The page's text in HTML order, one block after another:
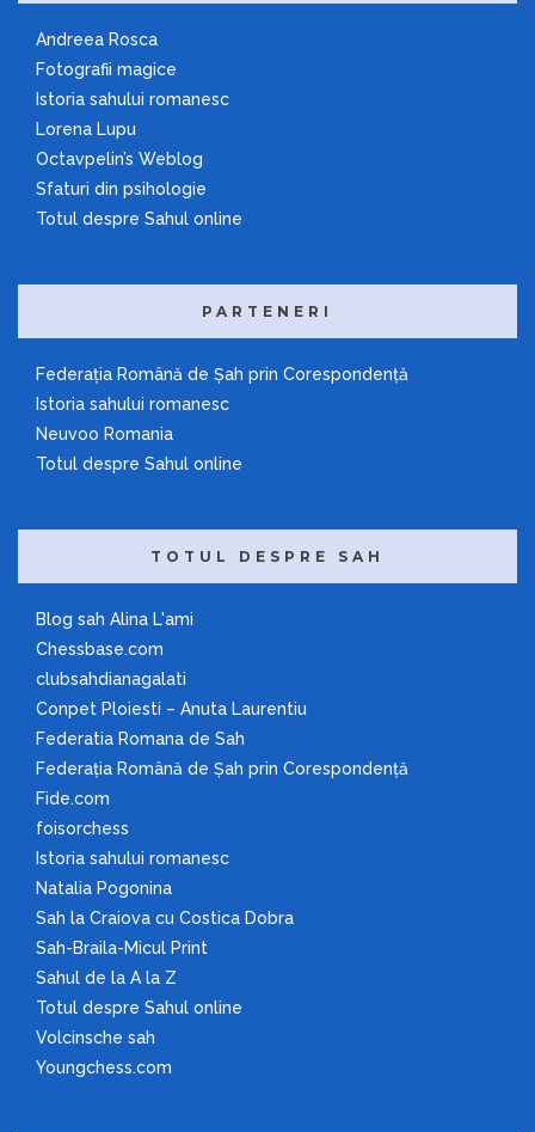
Andreea Rosca
Fotografii magice
Istoria sahului romanesc
Lorena Lupu
Octavpelin’s Weblog
Sfaturi din psihologie
Totul despre Sahul online
PARTENERI
Federaţia Română de Şah prin Corespondenţă
Istoria sahului romanesc
Neuvoo Romania
Totul despre Sahul online
TOTUL DESPRE SAH
Blog sah Alina L'ami
Chessbase.com
clubsahdianagalati
Conpet Ploiesti – Anuta Laurentiu
Federatia Romana de Sah
Federaţia Română de Şah prin Corespondenţă
Fide.com
foisorchess
Istoria sahului romanesc
Natalia Pogonina
Sah la Craiova cu Costica Dobra
Sah-Braila-Micul Print
Sahul de la A la Z
Totul despre Sahul online
Volcinsche sah
Youngchess.com